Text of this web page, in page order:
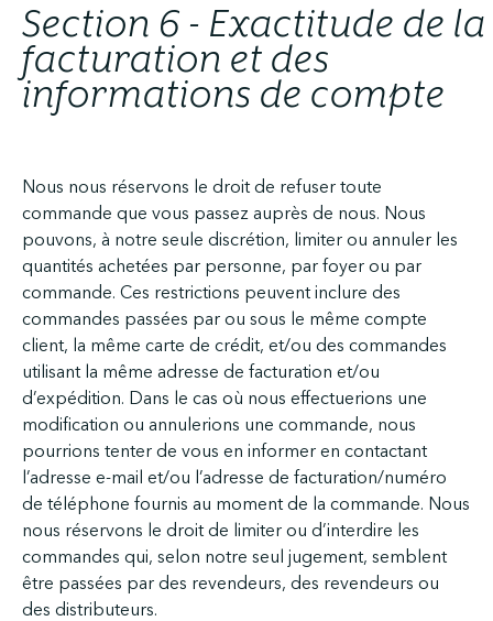
Section 6 - Exactitude de la
facturation et des
informations de compte
Nous nous réservons le droit de refuser toute
commande que vous passez auprès de nous. Nous
pouvons, à notre seule discrétion, limiter ou annuler les
quantités achetées par personne, par foyer ou par
commande. Ces restrictions peuvent inclure des
commandes passées par ou sous le même compte
client, la même carte de crédit, et/ou des commandes
utilisant la même adresse de facturation et/ou
d’expédition. Dans le cas où nous effectuerions une
modification ou annulerions une commande, nous
pourrions tenter de vous en informer en contactant
l’adresse e-mail et/ou l’adresse de facturation/numéro
de téléphone fournis au moment de la commande. Nous
nous réservons le droit de limiter ou d’interdire les
commandes qui, selon notre seul jugement, semblent
être passées par des revendeurs, des revendeurs ou
des distributeurs.